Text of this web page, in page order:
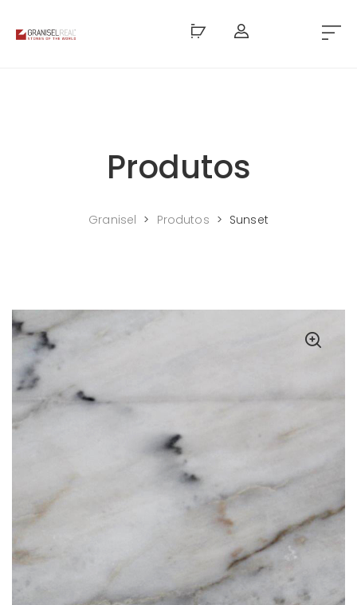
Produtos
Granisel > Produtos > Sunset